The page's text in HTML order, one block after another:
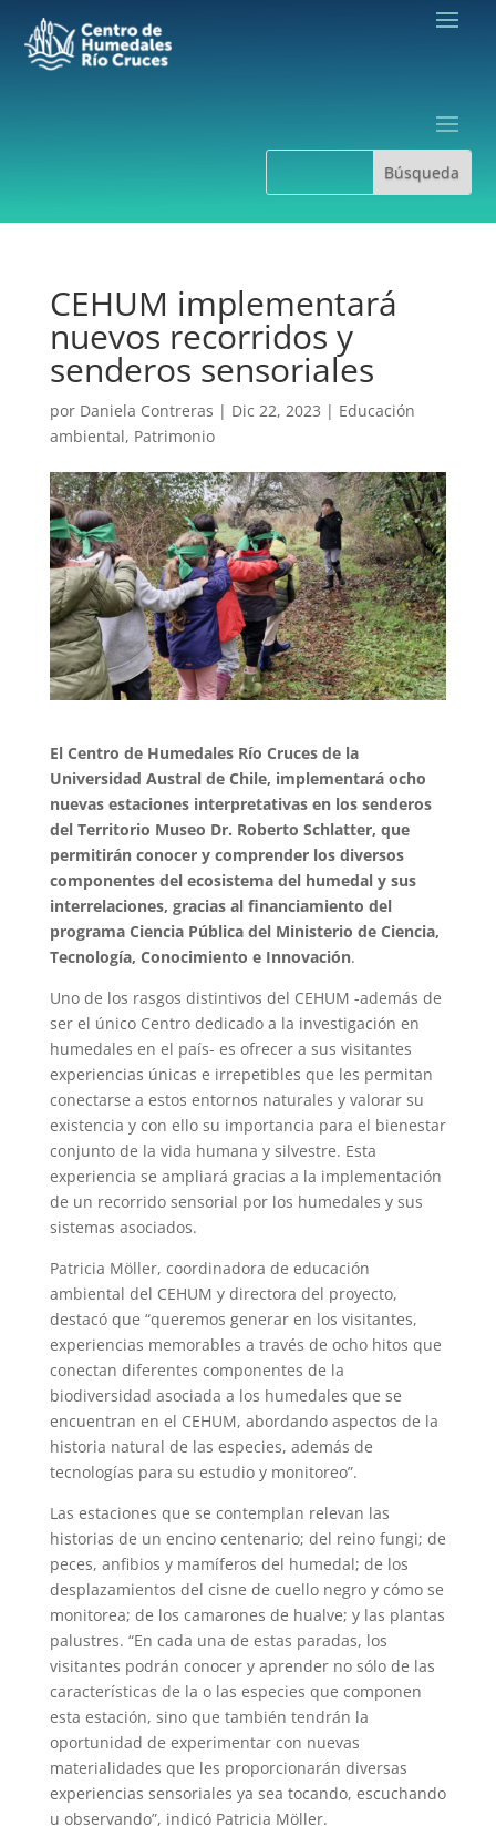
CEHUM implementará
nuevos recorridos y
senderos sensoriales
por Daniela Contreras | Dic 22, 2023 | Educación
ambiental, Patrimonio
El Centro de Humedales Río Cruces de la
Universidad Austral de Chile, implementará ocho
nuevas estaciones interpretativas en los senderos
del Territorio Museo Dr. Roberto Schlatter, que
permitirán conocer y comprender los diversos
componentes del ecosistema del humedal y sus
interrelaciones, gracias al financiamiento del
programa Ciencia Pública del Ministerio de Ciencia,
Tecnología, Conocimiento e Innovación.
Uno de los rasgos distintivos del CEHUM -además de
ser el único Centro dedicado a la investigación en
humedales en el país- es ofrecer a sus visitantes
experiencias únicas e irrepetibles que les permitan
conectarse a estos entornos naturales y valorar su
existencia y con ello su importancia para el bienestar
conjunto de la vida humana y silvestre. Esta
experiencia se ampliará gracias a la implementación
de un recorrido sensorial por los humedales y sus
sistemas asociados.
Patricia Möller, coordinadora de educación
ambiental del CEHUM y directora del proyecto,
destacó que “queremos generar en los visitantes,
experiencias memorables a través de ocho hitos que
conectan diferentes componentes de la
biodiversidad asociada a los humedales que se
encuentran en el CEHUM, abordando aspectos de la
historia natural de las especies, además de
tecnologías para su estudio y monitoreo”.
Las estaciones que se contemplan relevan las
historias de un encino centenario; del reino fungi; de
peces, anfibios y mamíferos del humedal; de los
desplazamientos del cisne de cuello negro y cómo se
monitorea; de los camarones de hualve; y las plantas
palustres. “En cada una de estas paradas, los
visitantes podrán conocer y aprender no sólo de las
características de la o las especies que componen
esta estación, sino que también tendrán la
oportunidad de experimentar con nuevas
materialidades que les proporcionarán diversas
experiencias sensoriales ya sea tocando, escuchando
u observando”, indicó Patricia Möller.